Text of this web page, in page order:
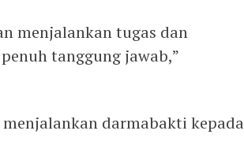
menjalankan tugas dan
tanggung jawab,”
darmabakti kepada